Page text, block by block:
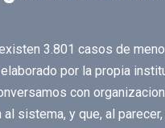
3.801 casos de
por la propia
con
al sistema, y que, al